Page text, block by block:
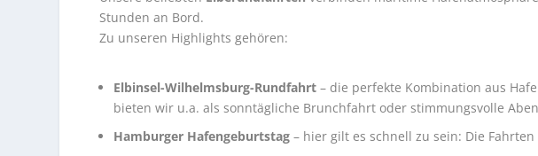
Stunden an Bord.
Zu unseren Highlights gehören:
Elbinsel-Wilhelmsburg-Rundfahrt– die perfekte Kombination aus
bieten wir u.a. als sonntägliche Brunchfahrt oder stimmungsvolle
Hamburger Hafengeburtstag – hier gilt es schnell zu sein: Die